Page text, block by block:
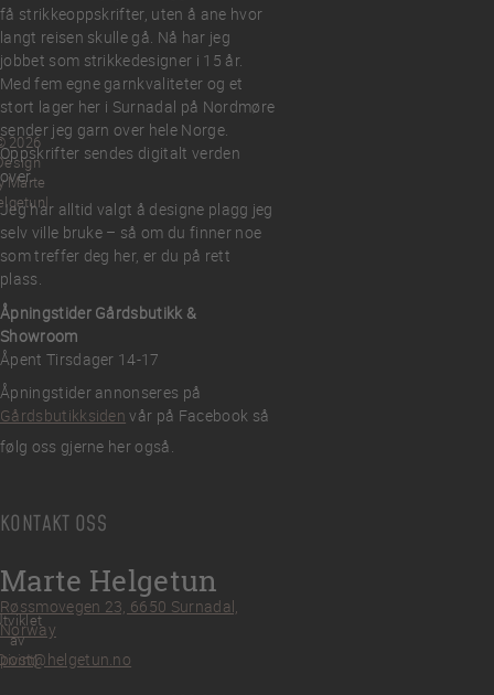
få strikkeoppskrifter, uten å ane hvor
langt reisen skulle gå. Nå har jeg
jobbet som strikkedesigner i 15 år.
Med fem egne garnkvaliteter og et
stort lager her i Surnadal på Nordmøre
sender jeg garn over hele Norge.
Oppskrifter sendes digitalt verden
over.
Jeg har alltid valgt å designe plagg jeg
selv ville bruke – så om du finner noe
som treffer deg her, er du på rett
plass.
Åpningstider Gårdsbutikk &
Showroom
Åpent Tirsdager 14-17
Åpningstider annonseres på
Gårdsbutikksiden vår på Facebook så
følg oss gjerne her også.
KONTAKT OSS
Marte Helgetun
Røssmovegen 23, 6650 Surnadal,
Norway
post@helgetun.no
2026
Marte
av